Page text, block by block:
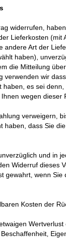
widerrufen,
Lieferkosten (mit
andere Art der
haben),
die Mitteilung
verwenden wir
haben, es sei
wegen dieser
verweigern,
haben, dass Sie
und in
Widerruf dieses
gewahrt, wenn
Kosten der